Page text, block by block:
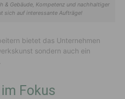
& Gebäude, Kompetenz und nachhaltiger
sich auf interessante Aufträge!
bietet das Unternehmen
sondern auch ein
Fokus